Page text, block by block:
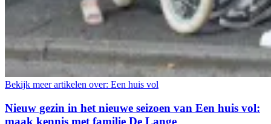
Bekijk meer artikelen over: Een huis vol
Nieuw gezin in het nieuwe seizoen van Een huis vol:
maak kennis met familie De Lange